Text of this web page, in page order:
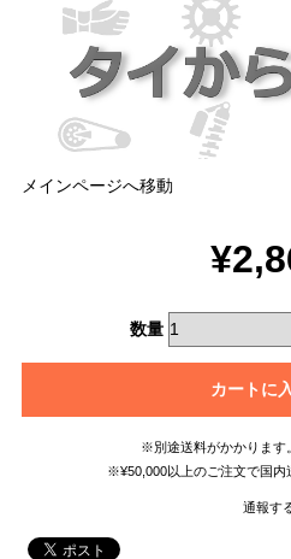
メインページへ移動
数量
カートに
※別途送料がかかります。
※¥50,000以上のご注文で国内
通報す